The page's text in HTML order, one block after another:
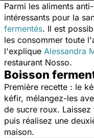
Parmi les aliments
intéressants pour la
fermentés. Il est
les consommer toute
l'explique Alessandra
restaurant Nosso.
Boisson
Première recette : le
kéfir, mélangez-les
de sucre roux.
puis réalisez une
maison.